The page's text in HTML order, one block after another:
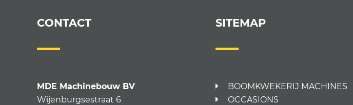
CONTACT
MDE Machinebouw BV
Wijenburgsestraat 6
SITEMAP
BOOMKWEKERIJ MACHINES
OCCASIONS